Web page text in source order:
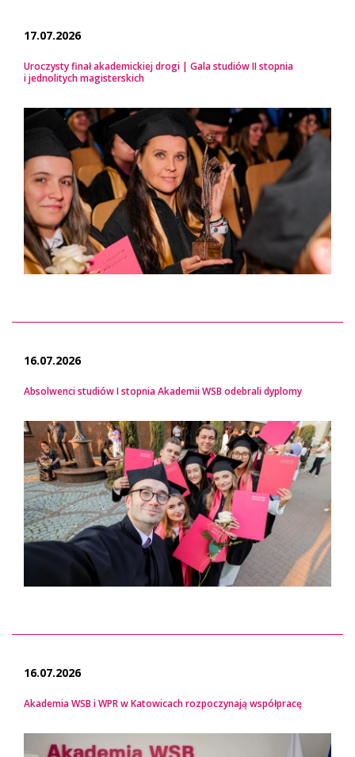
17.07.2026
Uroczysty finał akademickiej drogi | Gala studiów II stopnia
i jednolitych magisterskich
16.07.2026
Absolwenci studiów I stopnia Akademii WSB odebrali dyplomy
16.07.2026
Akademia WSB i WPR w Katowicach rozpoczynają współpracę